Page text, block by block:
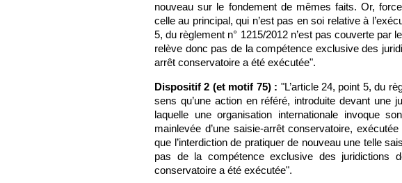
nouveau sur le fondement de mêmes faits. Or,
celle au principal, qui n’est pas en soi relative à
5, du règlement n° 1215/2012 n’est pas couverte par
relève donc pas de la compétence exclusive des
arrêt conservatoire a été exécutée".
Dispositif 2 (et motif 75) : "L’article 24, point 5, du
sens qu’une action en référé, introduite devant une
laquelle une organisation internationale invoque
mainlevée d’une saisie-arrêt conservatoire,
que l’interdiction de pratiquer de nouveau une telle
pas de la compétence exclusive des juridictions
conservatoire a été exécutée".